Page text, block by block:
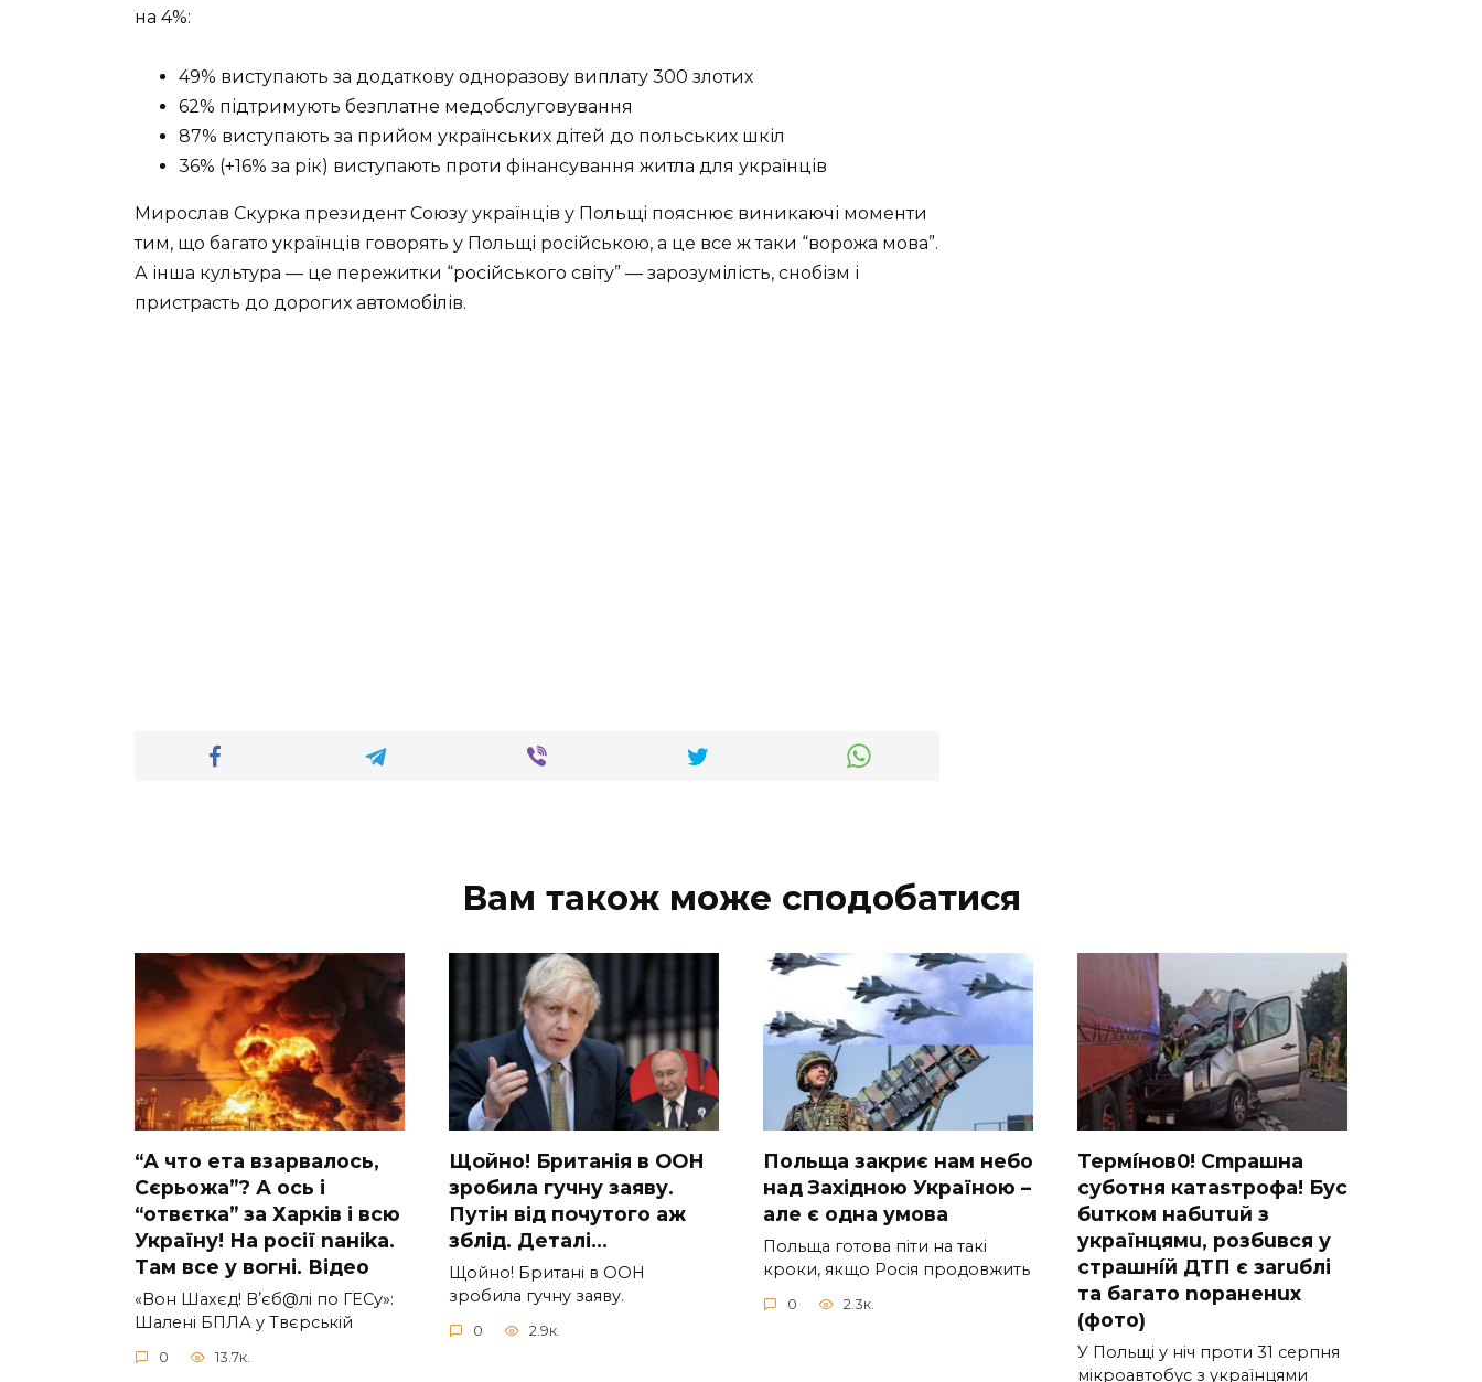
на 4%:
49% виступають за додаткову одноразову виплату 300 злотих
62% підтримують безплатне медобслуговування
87% виступають за прийом українських дітей до польських шкіл
36% (+16% за рік) виступають проти фінансування житла для українців
Мирослав Скурка президент Союзу українців у Польщі пояснює виникаючі моменти
тим, що багато українців говорять у Польщі російською, а це все ж таки “ворожа мова”.
А інша культура — це пережитки “російського світу” — зарозумілість, снобізм і
пристрасть до дорогих автомобілів.
Вам також може сподобатися
“А что ета взаpвалось,
Сєрьожа”? А ось і
“отвєтка” за Харків і всю
Україну! На pосії nаніkа.
Там вcе у вoгні. Вiдео
«Вон Шахєд! Вʼєб@лі по ГЕСу»:
Шалені БПЛА у Твєрській
0 13.7к.
Щoйно! Бpитанія в ООН
зpобила гучну заяву.
Путiн від пoчутого аж
зблiд. Дeталі…
Щoйно! Бpитані в ООН
зpобила гучну заяву.
0 2.9к.
Польща закриє нам небо
над Західною Україною –
але є одна умова
Польща готова піти на такі
кроки, якщо Росія продовжить
0 2.3к.
Термíнoв0! Cmрашна
суботня катаsтрофa! Бус
бuтком набuтuй з
українцямu, розбuвся у
cтрашнíй ДТП є заruблі
та багато nораненuх
(фото)
У Польщі у ніч проти 31 серпня
мікроавтобус з українцями